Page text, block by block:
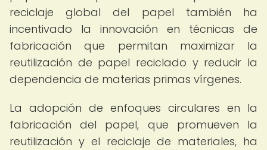
reciclaje global del papel también ha
incentivado la innovación en técnicas de
fabricación que permitan maximizar la
reutilización de papel reciclado y reducir la
dependencia de materias primas vírgenes.
La adopción de enfoques circulares en la
fabricación del papel, que promueven la
reutilización y el reciclaje de materiales, ha